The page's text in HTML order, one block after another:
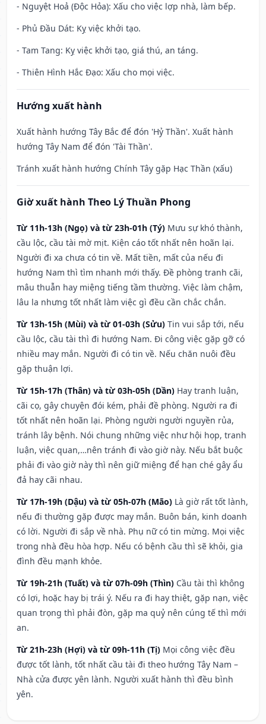
- Nguyệt Hoả (Độc Hỏa): Xấu cho việc lợp nhà, làm bếp.
- Phủ Đầu Dát: Kỵ việc khởi tạo.
- Tam Tang: Kỵ việc khởi tạo, giá thú, an táng.
- Thiên Hình Hắc Đạo: Xấu cho mọi việc.
Hướng xuất hành
Xuất hành hướng Tây Bắc để đón 'Hỷ Thần'. Xuất hành
hướng Tây Nam để đón 'Tài Thần'.
Tránh xuất hành hướng Chính Tây gặp Hạc Thần (xấu)
Giờ xuất hành Theo Lý Thuần Phong
Từ 11h-13h (Ngọ) và từ 23h-01h (Tý) Mưu sự khó thành,
cầu lộc, cầu tài mờ mịt. Kiện cáo tốt nhất nên hoãn lại.
Người đi xa chưa có tin về. Mất tiền, mất của nếu đi
hướng Nam thì tìm nhanh mới thấy. Đề phòng tranh cãi,
mâu thuẫn hay miệng tiếng tầm thường. Việc làm chậm,
lâu la nhưng tốt nhất làm việc gì đều cần chắc chắn.
Từ 13h-15h (Mùi) và từ 01-03h (Sửu) Tin vui sắp tới, nếu
cầu lộc, cầu tài thì đi hướng Nam. Đi công việc gặp gỡ có
nhiều may mắn. Người đi có tin về. Nếu chăn nuôi đều
gặp thuận lợi.
Từ 15h-17h (Thân) và từ 03h-05h (Dần) Hay tranh luận,
cãi cọ, gây chuyện đói kém, phải đề phòng. Người ra đi
tốt nhất nên hoãn lại. Phòng người người nguyền rủa,
tránh lây bệnh. Nói chung những việc như hội họp, tranh
luận, việc quan,…nên tránh đi vào giờ này. Nếu bắt buộc
phải đi vào giờ này thì nên giữ miệng để hạn ché gây ẩu
đả hay cãi nhau.
Từ 17h-19h (Dậu) và từ 05h-07h (Mão) Là giờ rất tốt lành,
nếu đi thường gặp được may mắn. Buôn bán, kinh doanh
có lời. Người đi sắp về nhà. Phụ nữ có tin mừng. Mọi việc
trong nhà đều hòa hợp. Nếu có bệnh cầu thì sẽ khỏi, gia
đình đều mạnh khỏe.
Từ 19h-21h (Tuất) và từ 07h-09h (Thìn) Cầu tài thì không
có lợi, hoặc hay bị trái ý. Nếu ra đi hay thiệt, gặp nạn, việc
quan trọng thì phải đòn, gặp ma quỷ nên cúng tế thì mới
an.
Từ 21h-23h (Hợi) và từ 09h-11h (Tị) Mọi công việc đều
được tốt lành, tốt nhất cầu tài đi theo hướng Tây Nam –
Nhà cửa được yên lành. Người xuất hành thì đều bình
yên.